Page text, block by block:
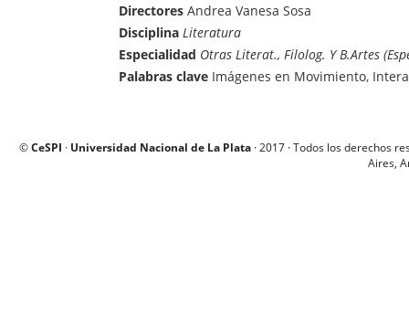
Directores Andrea Vanesa Sosa
Disciplina Literatura
Especialidad Otras Literat., Filolog. Y B.Artes
Palabras clave Imágenes en Movimiento,
©CeSPI · Universidad Nacional de La Plata · 2017 · Todos los derechos
Aires,